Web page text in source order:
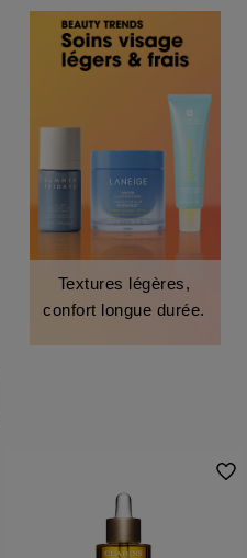
Textures légères,
confort longue durée.